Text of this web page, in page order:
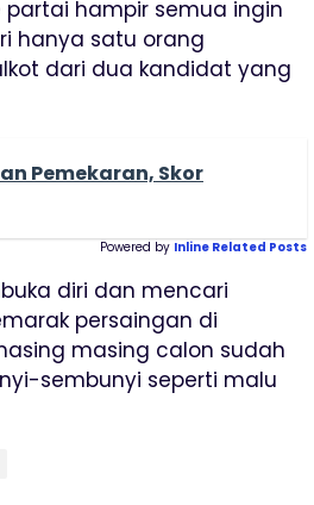
hampir semua ingin
hanya satu orang
dari dua kandidat yang
Pemekaran, Skor
Powered by Inline Related Posts
diri dan mencari
persaingan di
masing calon sudah
sembunyi seperti malu